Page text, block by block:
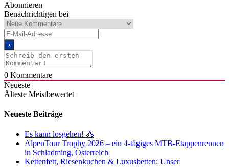
Abonnieren
Benachrichtigen bei
0 Kommentare
Neueste
Älteste Meistbewertet
Neueste Beiträge
Es kann losgehen! 🚴
AlpenTour Trophy 2026 – ein 4-tägiges MTB-Etappenrennen
in Schladming, Österreich
Kettenfett, Riesenkuchen & Luxusbetten: Unser